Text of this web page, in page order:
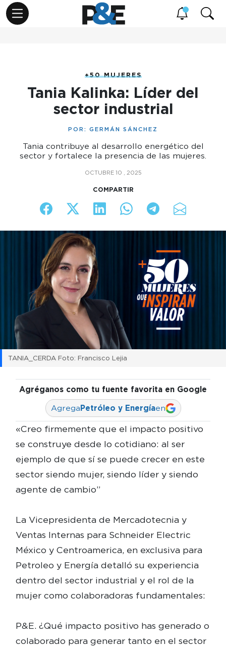
+50 MUJERES
Tania Kalinka: Líder del
sector industrial
POR: GERMÁN SÁNCHEZ
Tania contribuye al desarrollo energético del
sector y fortalece la presencia de las mujeres.
OCTUBRE 10 , 2025
COMPARTIR
TANIA_CERDA Foto: Francisco Lejia
Agréganos como tu fuente favorita en Google
AgregaPetróleo y Energíaen
«Creo firmemente que el impacto positivo
se construye desde lo cotidiano: al ser
ejemplo de que sí se puede crecer en este
sector siendo mujer, siendo líder y siendo
agente de cambio”
La Vicepresidenta de Mercadotecnia y
Ventas Internas para Schneider Electric
México y Centroamerica, en exclusiva para
Petroleo y Energía detalló su experiencia
dentro del sector industrial y el rol de la
mujer como colaboradoras fundamentales:
P&E. ¿Qué impacto positivo has generado o
colaborado para generar tanto en el sector